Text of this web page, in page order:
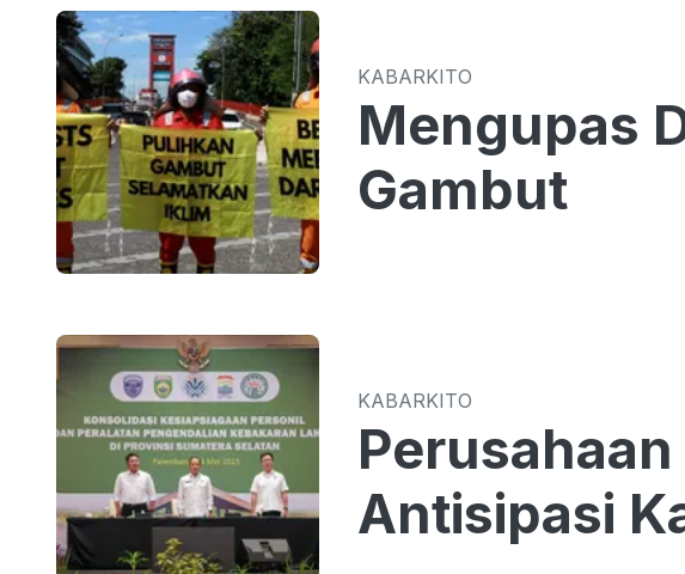
KABARKITO
Mengupas
Gambut
KABARKITO
Antisipasi